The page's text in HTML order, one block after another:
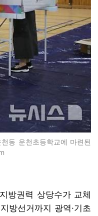
동 운천초등학교에 마련된
방권력 상당수가 교체
방선거까지 광역·기초